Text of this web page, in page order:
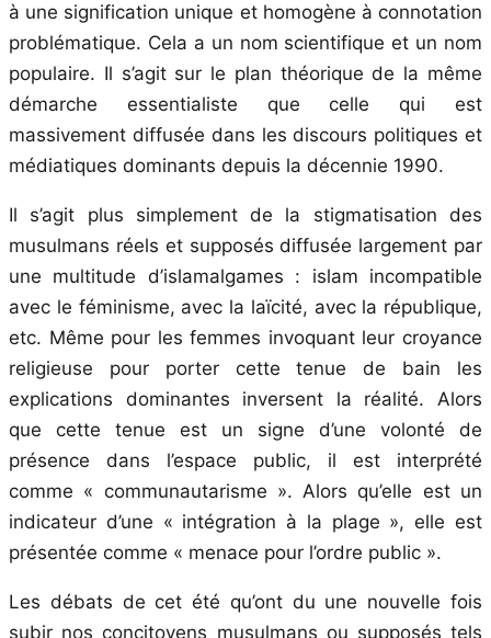
à une signification unique et homogène à connotation
problématique. Cela a un nom scientifique et un nom
populaire. Il s’agit sur le plan théorique de la même
démarche essentialiste que celle qui est
massivement diffusée dans les discours politiques et
médiatiques dominants depuis la décennie 1990.
Il s’agit plus simplement de la stigmatisation des
musulmans réels et supposés diffusée largement par
une multitude d’islamalgames : islam incompatible
avec le féminisme, avec la laïcité, avec la république,
etc. Même pour les femmes invoquant leur croyance
religieuse pour porter cette tenue de bain les
explications dominantes inversent la réalité. Alors
que cette tenue est un signe d’une volonté de
présence dans l’espace public, il est interprété
comme « communautarisme ». Alors qu’elle est un
indicateur d’une « intégration à la plage », elle est
présentée comme « menace pour l’ordre public ».
Les débats de cet été qu’ont du une nouvelle fois
subir nos concitoyens musulmans ou supposés tels